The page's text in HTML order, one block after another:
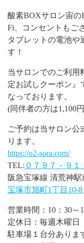
酸素BOXサロン宙
Fi、コンセントもご
タブレットの電池や
す！
当サロンでのご利用
定お試しクーポン』
なっております。
(同伴者の方は1,100
ご予約は当サロン公
ります。
https://o2-sora.com/
TEL: ０７９７－９１
阪急宝塚線 清荒神
宝塚市旭町1丁目10-
営業時間：10：30～
定休日：毎週木曜日
駐車場１台分ありま